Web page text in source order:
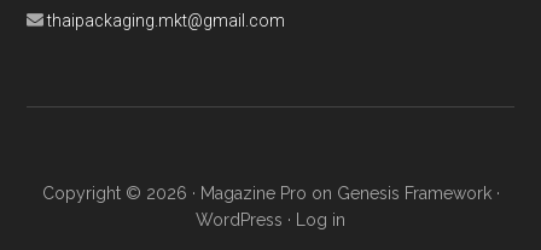
thaipackaging.mkt@gmail.com
Copyright © 2026 · Magazine Pro on Genesis Framework·
WordPress · Log in